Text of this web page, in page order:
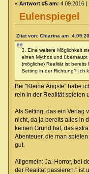
Eulenspiegel
« Antwort #5 am: 4.09.2016 |
Zitat von: Chiarina am
3. Eine weitere Möglichkeit
einen Mythos und
(mögliche) Realität ist
Setting in der Richtung? Ich
Bei "Kleine Ängste" habe
rein in der Realität spielen
Als Setting, das ein Verlag
nicht, da ja bereits alles in
keinen Grund hat, das
Abenteuer, die man
gut.
Allgemein: Ja, Horror, bei
der Realität passieren." ist